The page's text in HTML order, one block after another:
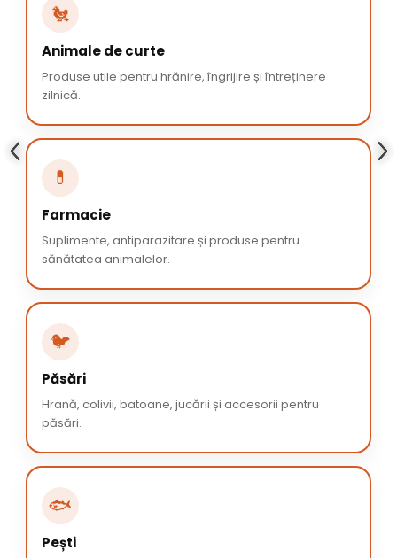
🐔
Animale de curte
Produse utile pentru hrănire, îngrijire și întreținere
zilnică.
💊
Farmacie
Suplimente, antiparazitare și produse pentru
sănătatea animalelor.
🐦
Păsări
Hrană, colivii, batoane, jucării și accesorii pentru
păsări.
🐟
Pești